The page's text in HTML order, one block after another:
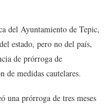
del Ayuntamiento de Tepic,
estado, pero no del país,
de prórroga de
de medidas cautelares.
una prórroga de tres meses